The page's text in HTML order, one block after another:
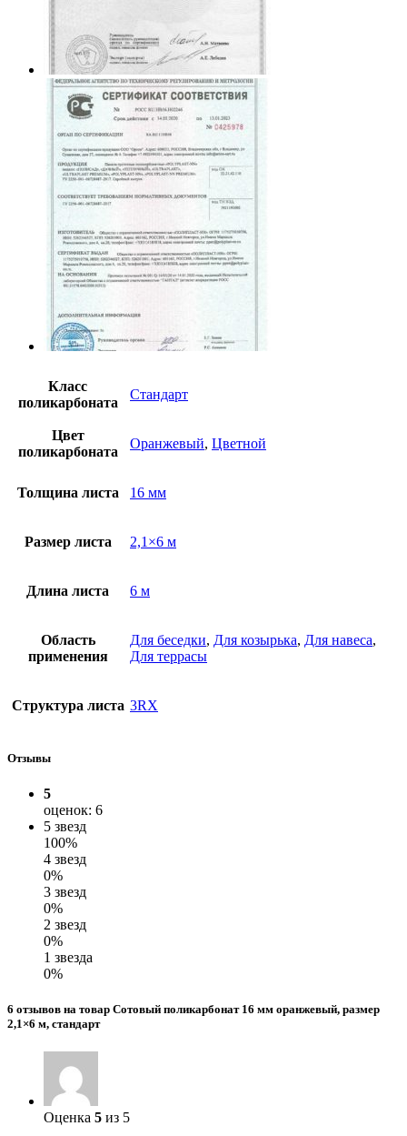
Класс
поликарбоната
Стандарт
Цвет
поликарбоната
Оранжевый, Цветной
Толщина листа 16 мм
Размер листа 2,1×6 м
Длина листа 6 м
Область
применения
Для беседки, Для козырька, Для навеса,
Для террасы
Структура листа 3RX
Отзывы
5
оценок: 6
5 звезд
100%
4 звезд
0%
3 звезд
0%
2 звезд
0%
1 звезда
0%
6 отзывов на товар Сотовый поликарбонат 16 мм оранжевый, размер
2,1×6 м, стандарт
Оценка 5 из 5